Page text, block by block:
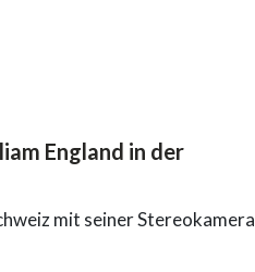
England in der
mit seiner Stereokamera